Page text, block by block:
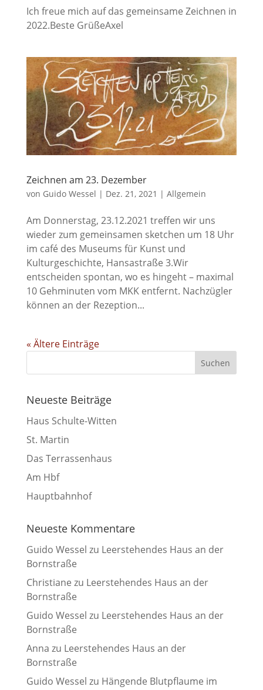
Ich freue mich auf das gemeinsame Zeichnen in
2022.Beste GrüßeAxel
Zeichnen am 23. Dezember
von Guido Wessel | Dez. 21, 2021 | Allgemein
Am Donnerstag, 23.12.2021 treffen wir uns
wieder zum gemeinsamen sketchen um 18 Uhr
im café des Museums für Kunst und
Kulturgeschichte, Hansastraße 3.Wir
entscheiden spontan, wo es hingeht – maximal
10 Gehminuten vom MKK entfernt. Nachzügler
können an der Rezeption...
« Ältere Einträge
Neueste Beiträge
Haus Schulte-Witten
St. Martin
Das Terrassenhaus
Am Hbf
Hauptbahnhof
Neueste Kommentare
Guido Wessel zu Leerstehendes Haus an der
Bornstraße
Christiane zu Leerstehendes Haus an der
Bornstraße
Guido Wessel zu Leerstehendes Haus an der
Bornstraße
Anna zu Leerstehendes Haus an der
Bornstraße
Guido Wessel zu Hängende Blutpflaume im